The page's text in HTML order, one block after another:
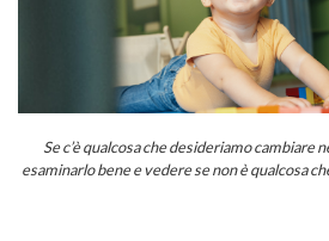
Se c’è qualcosa che desideriamo cambiare
esaminarlo bene e vedere se non è qualcosa